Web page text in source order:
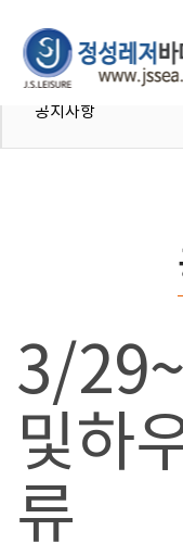
공지사항
3/
및하
류